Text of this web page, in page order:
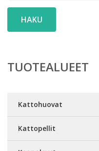
HAKU
TUOTEALUEET
Kattohuovat
Kattopellit